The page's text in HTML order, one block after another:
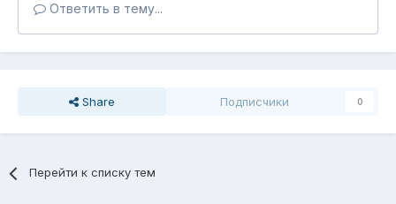
Ответить в тему...
Share Подписчики 0
Перейти к списку тем